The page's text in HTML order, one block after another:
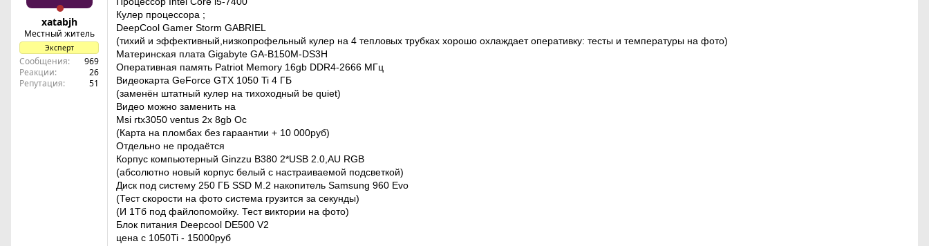
xatabjh
Местный житель
Эксперт
Сообщения
969
Реакции
26
Репутация
51
Кулер процессора ;
DeepCool Gamer Storm GABRIEL
(тихий и эффективный,низкопрофельный кулер на 4 тепловых трубках хорошо охлаждает оперативку: тесты и температуры на фото)
Материнская плата Gigabyte GA-B150M-DS3H
Оперативная память Patriot Memory 16gb DDR4-2666 МГц
Видеокарта GeForce GTX 1050 Ti 4 ГБ
(заменён штатный кулер на тихоходный be quiet)
Видео можно заменить на
Msi rtx3050 ventus 2x 8gb Oc
(Карта на пломбах без гараантии + 10 000руб)
Отдельно не продаётся
Корпус компьютерный Ginzzu B380 2*USB 2.0,AU RGB
(абсолютно новый корпус белый с настраиваемой подсветкой)
Диск под систему 250 ГБ SSD M.2 накопитель Samsung 960 Evo
(Тест скорости на фото система грузится за секунды)
(И 1Тб под файлопомойку. Тест виктории на фото)
Блок питания Deepcool DE500 V2
цена с 1050Ti - 15000руб